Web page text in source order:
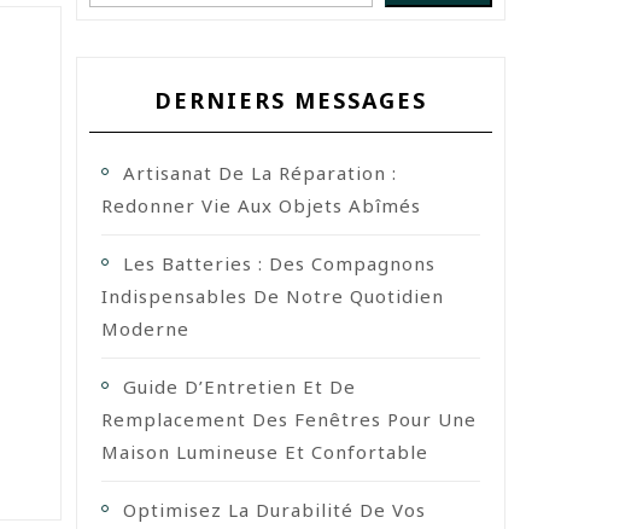
DERNIERS MESSAGES
Artisanat De La Réparation :
Redonner Vie Aux Objets Abîmés
Les Batteries : Des Compagnons
Indispensables De Notre Quotidien
Moderne
Guide D’Entretien Et De
Remplacement Des Fenêtres Pour Une
Maison Lumineuse Et Confortable
Optimisez La Durabilité De Vos